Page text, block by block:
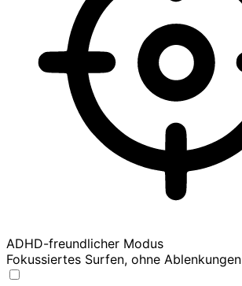
ADHD-freundlicher Modus
Fokussiertes Surfen, ohne Ablenkungen